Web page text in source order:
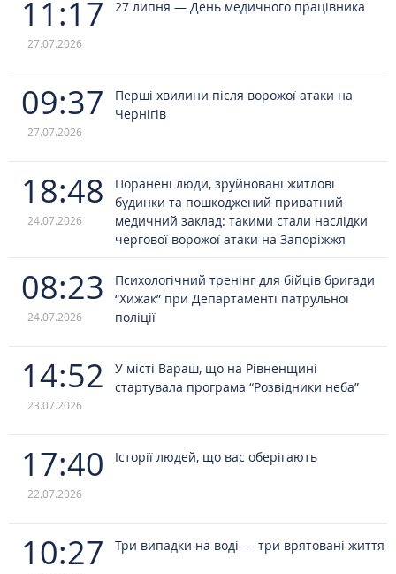
11:17
27.07.2026
27 липня — День медичного працівника
09:37
27.07.2026
Перші хвилини після ворожої атаки на
Чернігів
18:48
24.07.2026
Поранені люди, зруйновані житлові
будинки та пошкоджений приватний
медичний заклад: такими стали наслідки
чергової ворожої атаки на Запоріжжя
08:23
24.07.2026
Психологічний тренінг для бійців бригади
“Хижак” при Департаменті патрульної
поліції
14:52
23.07.2026
У місті Вараш, що на Рівненщині
стартувала програма “Розвідники неба”
17:40
22.07.2026
Історії людей, що вас оберігають
10:27 Три випадки на воді — три врятовані життя